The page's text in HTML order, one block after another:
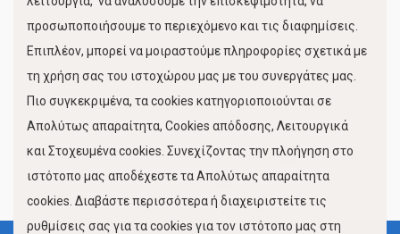
FOLLOW US
προσωποποιήσουμε το περιεχόμενο και τις διαφημίσεις.
Επιπλέον, μπορεί να μοιραστούμε πληροφορίες σχετικά με
τη χρήση σας του ιστοχώρου μας με του συνεργάτες μας.
Πιο συγκεκριμένα, τα cookies κατηγοριοποιούνται σε
Απολύτως απαραίτητα, Cookies απόδοσης, Λειτουργικά
και Στοχευμένα cookies. Συνεχίζοντας την πλοήγηση στο
ιστότοπο μας αποδέχεστε τα Απολύτως απαραίτητα
cookies. Διαβάστε περισσότερα ή διαχειριστείτε τις
ρυθμίσεις σας για τα cookies για τον ιστότοπο μας στη